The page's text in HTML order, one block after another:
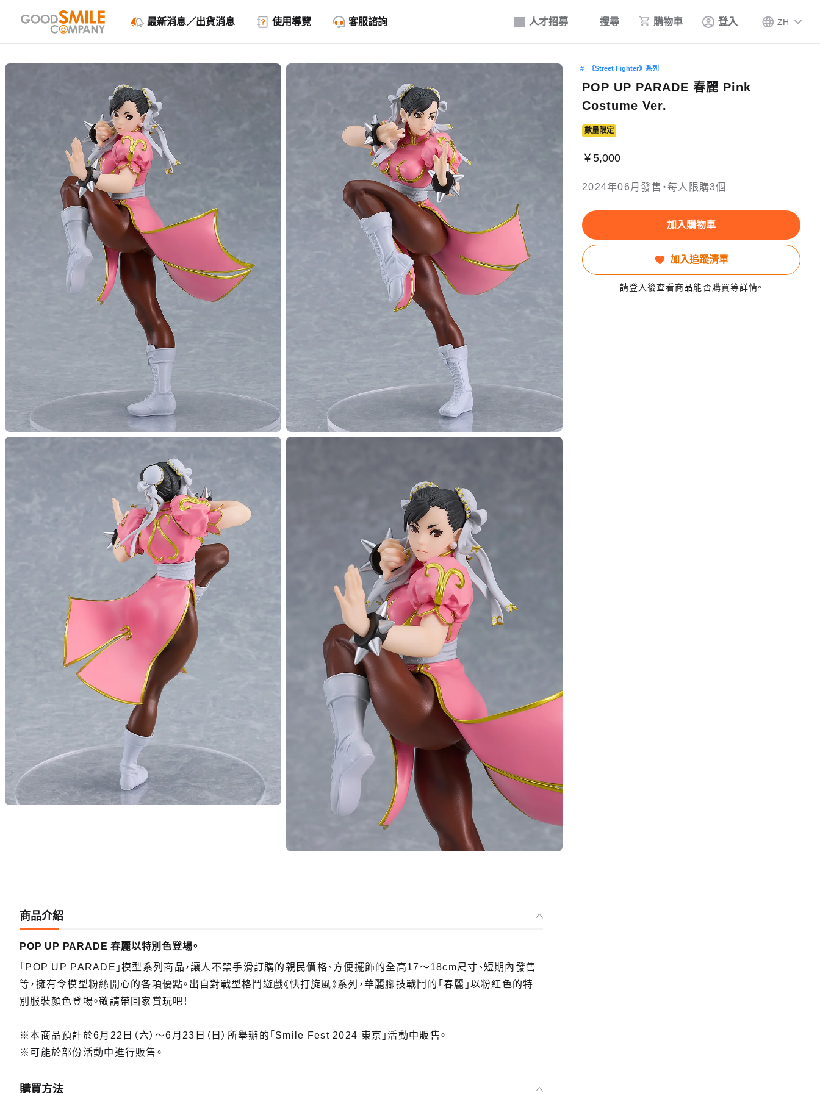
人才招募 搜尋 購物車 登入 ZH
最新消息／出貨消息 使用導覽 客服諮詢
《Street Fighter》系列
POP UP PARADE 春麗 Pink
Costume Ver.
數量限定
￥5,000
2024年06月發售・每人限購3個
加入購物車
加入追蹤清單
請登入後查看商品能否購買等詳情。
商品介紹
POP UP PARADE 春麗以特別色登場。
「POP UP PARADE」模型系列商品，讓人不禁手滑訂購的親民價格、方便擺飾的全高17～18cm尺寸、短期內發售
等，擁有令模型粉絲開心的各項優點。出自對戰型格鬥遊戲《快打旋風》系列，華麗腳技戰鬥的「春麗」以粉紅色的特
別服裝顏色登場。敬請帶回家賞玩吧！
※本商品預計於6月22日（六）～6月23日（日）所舉辦的「Smile Fest 2024 東京」活動中販售。
※可能於部份活動中進行販售。
購買方法